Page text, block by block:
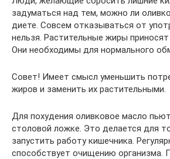
задуматься над тем, можно ли
диете. Совсем отказываться от
нельзя. Растительные жиры приносят
Они необходимы для нормального
Совет! Имеет смысл уменьшить
жиров и заменить их растительными.
Для похудения оливковое масло
столовой ложке. Это делается для
запустить работу кишечника.
способствует очищению организма.